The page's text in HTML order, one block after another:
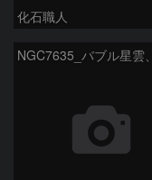
化石職人